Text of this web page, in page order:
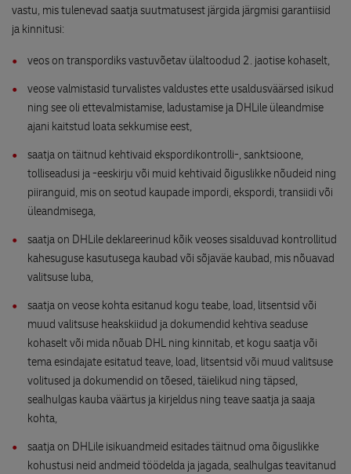
vastu, mis tulenevad saatja suutmatusest järgida järgmisi garantiisid
ja kinnitusi:
veos on transpordiks vastuvõetav ülaltoodud 2. jaotise kohaselt,
veose valmistasid turvalistes valdustes ette usaldusväärsed isikud
ning see oli ettevalmistamise, ladustamise ja DHLile üleandmise
ajani kaitstud loata sekkumise eest,
saatja on täitnud kehtivaid ekspordikontrolli-, sanktsioone,
tolliseadusi ja -eeskirju või muid kehtivaid õiguslikke nõudeid ning
piiranguid, mis on seotud kaupade impordi, ekspordi, transiidi või
üleandmisega,
saatja on DHLile deklareerinud kõik veoses sisalduvad kontrollitud
kahesuguse kasutusega kaubad või sõjaväe kaubad, mis nõuavad
valitsuse luba,
saatja on veose kohta esitanud kogu teabe, load, litsentsid või
muud valitsuse heakskiidud ja dokumendid kehtiva seaduse
kohaselt või mida nõuab DHL ning kinnitab, et kogu saatja või
tema esindajate esitatud teave, load, litsentsid või muud valitsuse
volitused ja dokumendid on tõesed, täielikud ning täpsed,
sealhulgas kauba väärtus ja kirjeldus ning teave saatja ja saaja
kohta,
saatja on DHLile isikuandmeid esitades täitnud oma õiguslikke
kohustusi neid andmeid töödelda ja jagada, sealhulgas teavitanud